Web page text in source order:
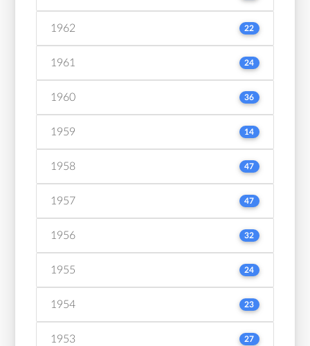
1962 22
1961 24
1960 36
1959 14
1958 47
1957 47
1956 32
1955 24
1954 23
1953 27